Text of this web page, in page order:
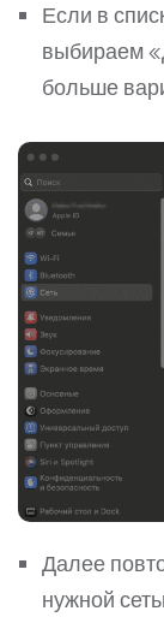
Если в
выбираем
больше
Далее
нужной